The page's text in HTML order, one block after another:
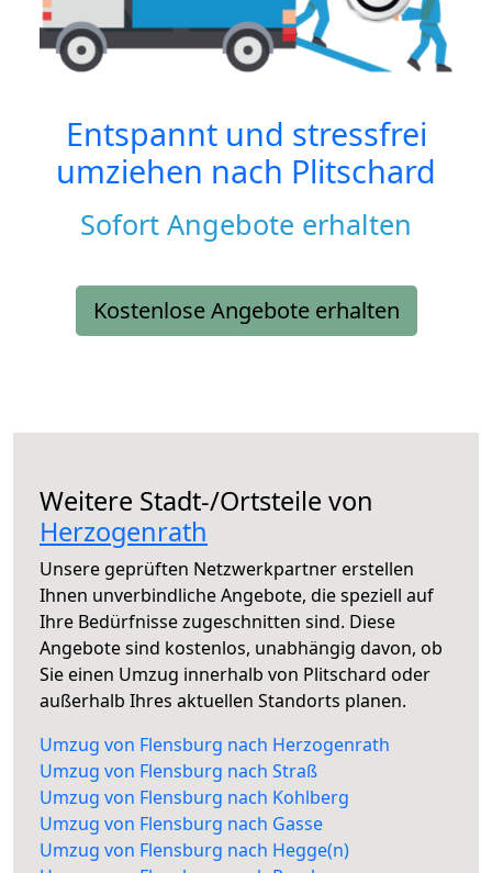
Entspannt und stressfrei
umziehen nach Plitschard
Sofort Angebote erhalten
Kostenlose Angebote erhalten
Weitere Stadt-/Ortsteile von
Herzogenrath
Unsere geprüften Netzwerkpartner erstellen
Ihnen unverbindliche Angebote, die speziell auf
Ihre Bedürfnisse zugeschnitten sind. Diese
Angebote sind kostenlos, unabhängig davon, ob
Sie einen Umzug innerhalb von Plitschard oder
außerhalb Ihres aktuellen Standorts planen.
Umzug von Flensburg nach Herzogenrath
Umzug von Flensburg nach Straß
Umzug von Flensburg nach Kohlberg
Umzug von Flensburg nach Gasse
Umzug von Flensburg nach Hegge(n)